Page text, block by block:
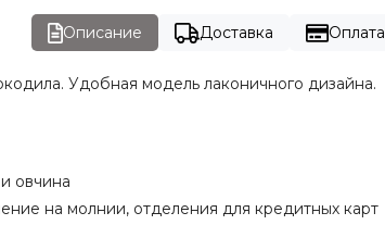
Описание Доставка Оплата
Удобная модель лаконичного дизайна.
овчина
на молнии, отделения для кредитных карт